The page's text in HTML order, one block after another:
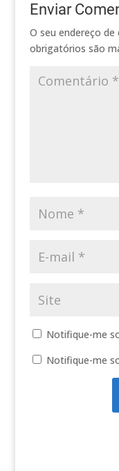
Enviar
O seu endereço de
obrigatórios são
Notifique-me
Notifique-me